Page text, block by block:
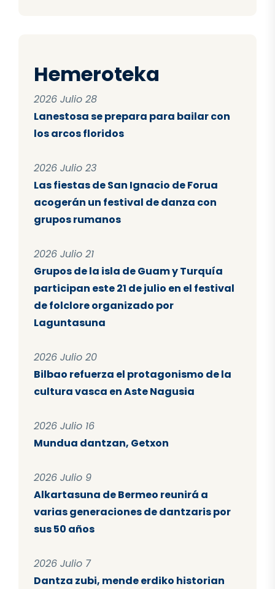
Hemeroteka
2026 Julio 28
Lanestosa se prepara para bailar con
los arcos floridos
2026 Julio 23
Las fiestas de San Ignacio de Forua
acogerán un festival de danza con
grupos rumanos
2026 Julio 21
Grupos de la isla de Guam y Turquía
participan este 21 de julio en el festival
de folclore organizado por
Laguntasuna
2026 Julio 20
Bilbao refuerza el protagonismo de la
cultura vasca en Aste Nagusia
2026 Julio 16
Mundua dantzan, Getxon
2026 Julio 9
Alkartasuna de Bermeo reunirá a
varias generaciones de dantzaris por
sus 50 años
2026 Julio 7
Dantza zubi, mende erdiko historian